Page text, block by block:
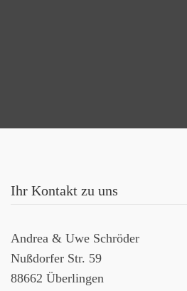
Ihr Kontakt zu uns
Andrea & Uwe Schröder
Nußdorfer Str. 59
88662 Überlingen